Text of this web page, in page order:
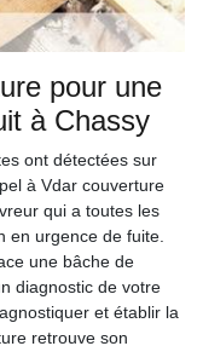
pour une
à Chassy
ont détectées sur
à Vdar couverture
qui a toutes les
en urgence de fuite.
une bâche de
diagnostic de votre
et établir la
retrouve son